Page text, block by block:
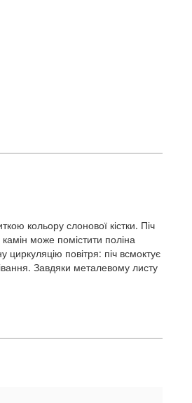
кольору слонової кістки. Піч
може помістити поліна
повітря: піч всмоктує
Завдяки металевому листу